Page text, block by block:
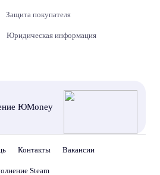
Защита покупателя
Юридическая информация
ЮMoney
Контакты Вакансии
Steam